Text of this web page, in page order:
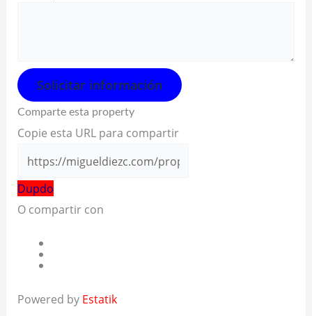
Solicitar información
Comparte esta property
Copie esta URL para compartir
Dupdo
O compartir con
Powered by Estatik